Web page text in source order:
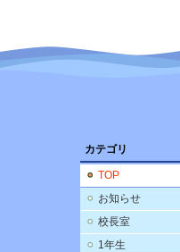
カテゴリ
TOP
お知らせ
校長室
1年生